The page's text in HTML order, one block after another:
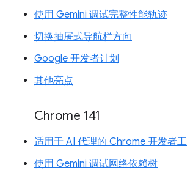
使用 Gemini 调试完整性能轨迹
切换抽屉式导航栏方向
Google 开发者计划
其他亮点
Chrome 141
适用于 AI 代理的 Chrome 开发者
使用 Gemini 调试网络依赖树